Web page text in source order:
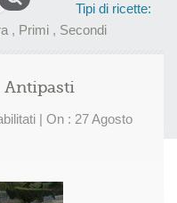
Tipi di ricette:
, Primi , Secondi
Antipasti
su
broccoletti
| On : 27 Agosto